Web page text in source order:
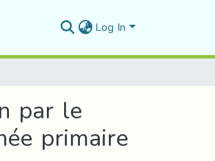
Log In
par le
primaire